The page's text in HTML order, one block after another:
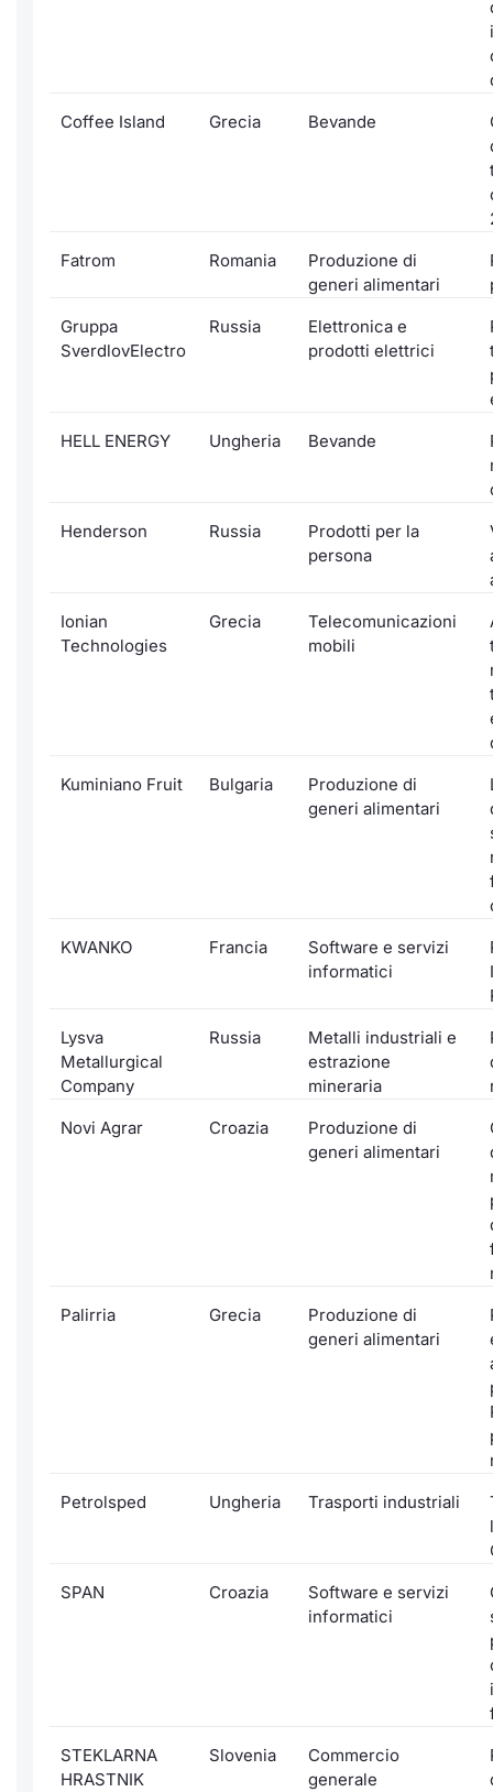
Coffee Island
Grecia Bevande
Fatrom
Romania
Produzione di
generi alimentari
Gruppa
SverdlovElectro
Russia
Elettronica e
prodotti elettrici
HELL ENERGY
Ungheria Bevande
Henderson
Russia
Prodotti per la
persona
Ionian
Technologies
Grecia
Telecomunicazioni
mobili
Kuminiano Fruit
Bulgaria
Produzione di
generi alimentari
KWANKO
Francia
Software e servizi
informatici
Lysva
Metallurgical
Company
Russia
Metalli industriali e
estrazione
mineraria
Novi Agrar
Croazia
Produzione di
generi alimentari
Palirria
Grecia
Produzione di
generi alimentari
Petrolsped
Ungheria Trasporti industriali
SPAN
Croazia
Software e servizi
informatici
STEKLARNA
HRASTNIK
Slovenia
Commercio
generale